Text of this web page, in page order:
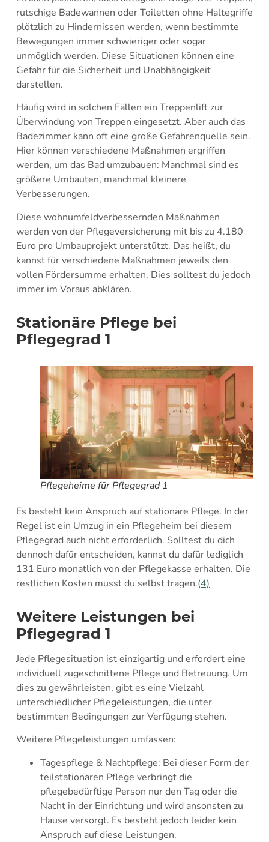
rutschige Badewannen oder Toiletten ohne Haltegriffe
plötzlich zu Hindernissen werden, wenn bestimmte
Bewegungen immer schwieriger oder sogar
unmöglich werden. Diese Situationen können eine
Gefahr für die Sicherheit und Unabhängigkeit
darstellen.
Häufig wird in solchen Fällen ein Treppenlift zur
Überwindung von Treppen eingesetzt. Aber auch das
Badezimmer kann oft eine große Gefahrenquelle sein.
Hier können verschiedene Maßnahmen ergriffen
werden, um das Bad umzubauen: Manchmal sind es
größere Umbauten, manchmal kleinere
Verbesserungen.
Diese wohnumfeldverbessernden Maßnahmen
werden von der Pflegeversicherung mit bis zu 4.180
Euro pro Umbauprojekt unterstützt. Das heißt, du
kannst für verschiedene Maßnahmen jeweils den
vollen Fördersumme erhalten. Dies solltest du jedoch
immer im Voraus abklären.
Stationäre Pflege bei
Pflegegrad 1
Pflegeheime für Pflegegrad 1
Es besteht kein Anspruch auf stationäre Pflege. In der
Regel ist ein Umzug in ein Pflegeheim bei diesem
Pflegegrad auch nicht erforderlich. Solltest du dich
dennoch dafür entscheiden, kannst du dafür lediglich
131 Euro monatlich von der Pflegekasse erhalten. Die
restlichen Kosten musst du selbst tragen.(4)
Weitere Leistungen bei
Pflegegrad 1
Jede Pflegesituation ist einzigartig und erfordert eine
individuell zugeschnittene Pflege und Betreuung. Um
dies zu gewährleisten, gibt es eine Vielzahl
unterschiedlicher Pflegeleistungen, die unter
bestimmten Bedingungen zur Verfügung stehen.
Weitere Pflegeleistungen umfassen:
Tagespflege & Nachtpflege: Bei dieser Form der
teilstationären Pflege verbringt die
pflegebedürftige Person nur den Tag oder die
Nacht in der Einrichtung und wird ansonsten zu
Hause versorgt. Es besteht jedoch leider kein
Anspruch auf diese Leistungen.